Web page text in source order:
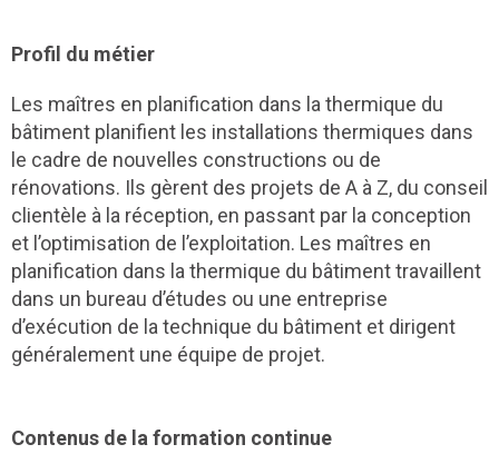
Profil du métier
Les maîtres en planification dans la thermique du
bâtiment planifient les installations thermiques dans
le cadre de nouvelles constructions ou de
rénovations. Ils gèrent des projets de A à Z, du conseil
clientèle à la réception, en passant par la conception
et l’optimisation de l’exploitation. Les maîtres en
planification dans la thermique du bâtiment travaillent
dans un bureau d’études ou une entreprise
d’exécution de la technique du bâtiment et dirigent
généralement une équipe de projet.
Contenus de la formation continue